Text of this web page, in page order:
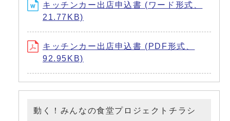
キッチンカー出店申込書 (ワード形式、
21.77KB)
キッチンカー出店申込書 (PDF形式、
92.95KB)
動く！みんなの食堂プロジェクトチラシ